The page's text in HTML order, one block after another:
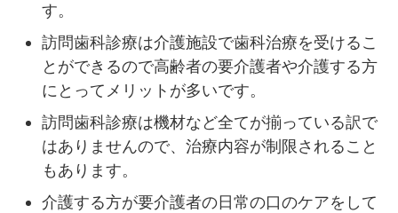
す。
訪問歯科診療は介護施設で歯科治療を受けるこ
とができるので高齢者の要介護者や介護する方
にとってメリットが多いです。
訪問歯科診療は機材など全てが揃っている訳で
はありませんので、治療内容が制限されること
もあります。
介護する方が要介護者の日常の口のケアをして